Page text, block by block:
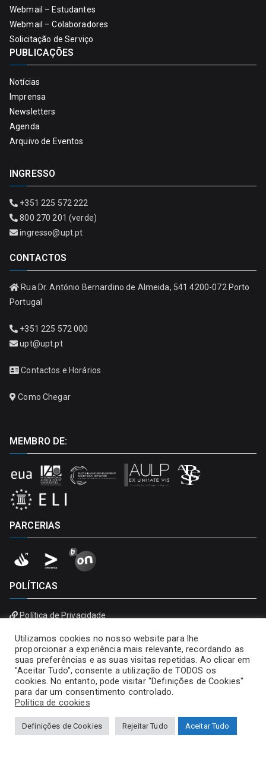
Webmail – Estudantes
Webmail – Colaboradores
Solicitação de Serviço
PUBLICAÇÕES
Notícias
Imprensa
Newsletters
Agenda
Arquivo de Eventos
INGRESSO
+351 225 572 222
800 270 201 (verde)
ingresso@upt.pt
CONTACTOS
Rua Dr. António Bernardino de Almeida, 541 4200-072 Porto
Portugal
+351 225 572 000
upt@upt.pt
Contactos e Horários
Como Chegar
MEMBRO DE:
PARCERIAS
POLÍTICAS
Política de Privacidade
Utilizamos cookies no nosso website para lhe
proporcionar a experiência mais relevante, recordando as
suas preferências e as suas visitas repetidas. Ao clicar em
"Aceitar Tudo", consente a utilização de TODOS os
cookies. No entanto, pode visitar "Definições de Cookies"
para dar um consentimento controlado.
Política de cookies
Definições de Cookies Rejeitar Tudo Aceitar Tudo